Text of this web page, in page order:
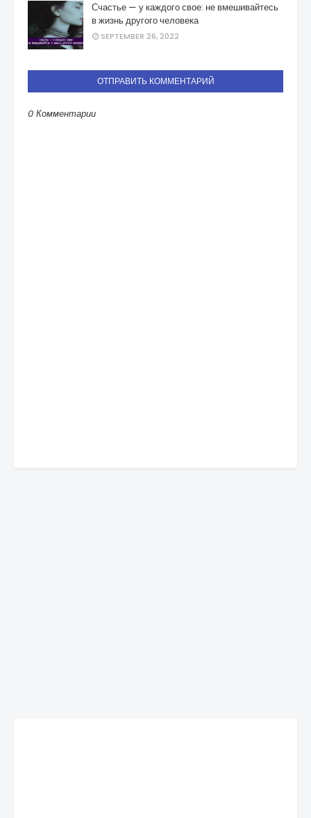
Счастье — у каждого свое: не вмешивайтесь
в жизнь другого человека
SEPTEMBER 26, 2022
ОТПРАВИТЬ КОММЕНТАРИЙ
0 Комментарии